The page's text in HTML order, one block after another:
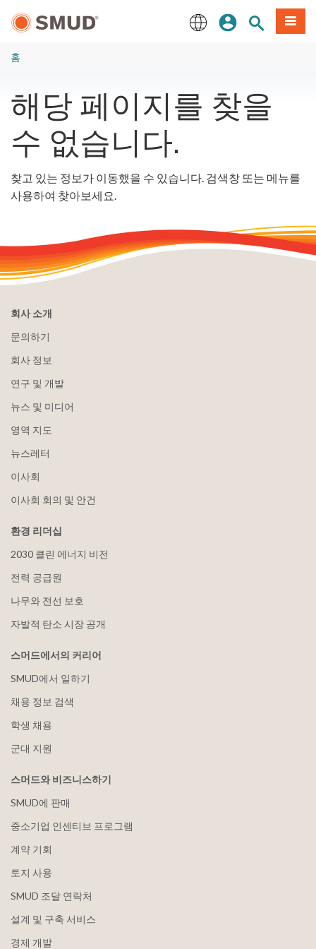
로그인사이트 검색
메뉴
홈
해당 페이지를 찾을
수 없습니다.
찾고 있는 정보가 이동했을 수 있습니다. 검색창 또는 메뉴를
사용하여 찾아보세요.
회사 소개
문의하기
회사 정보
연구 및 개발
뉴스 및 미디어
영역 지도
뉴스레터
이사회
이사회 회의 및 안건
환경 리더십
2030 클린 에너지 비전
전력 공급원
나무와 전선 보호
자발적 탄소 시장 공개
스머드에서의 커리어
SMUD에서 일하기
채용 정보 검색
학생 채용
군대 지원
스머드와 비즈니스하기
SMUD에 판매
중소기업 인센티브 프로그램
계약 기회
토지 사용
SMUD 조달 연락처
설계 및 구축 서비스
경제 개발